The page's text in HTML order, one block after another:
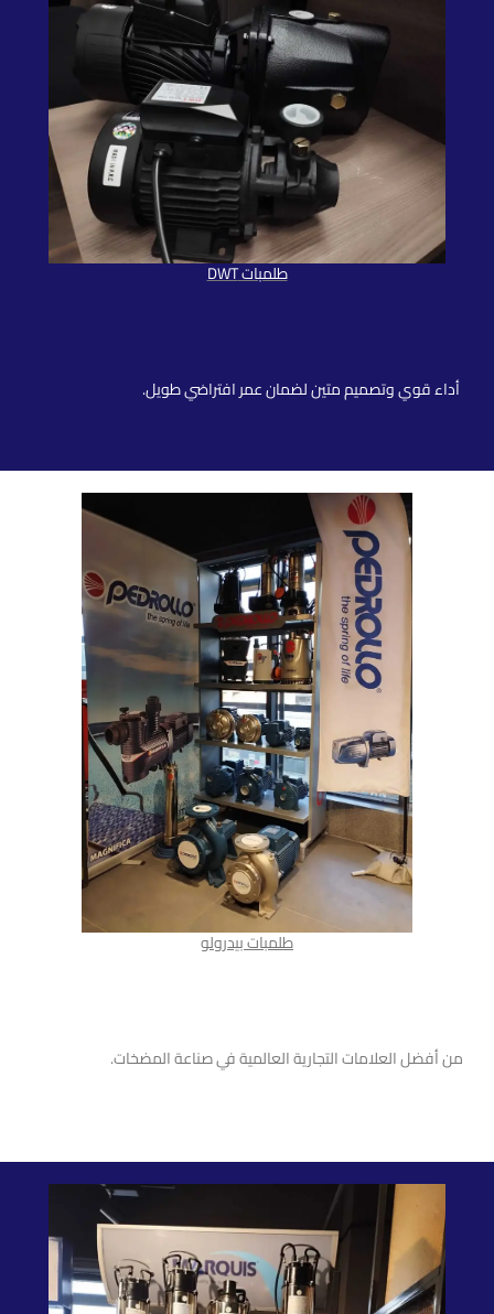
أداء قوي وتصميم متين لضمان عمر افتراضي طويل.
طلمبات DWT
من أفضل العلامات التجارية العالمية في صناعة المضخات.
طلمبات بيدرولو